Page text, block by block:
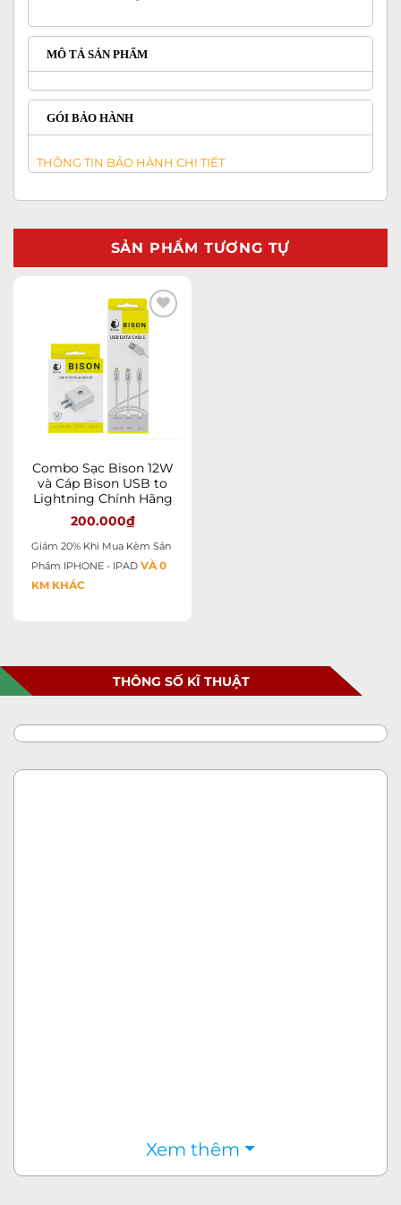
MÔ TẢ SẢN PHẨM
GÓI BẢO HÀNH
THÔNG TIN BẢO HÀNH CHI TIẾT
SẢN PHẨM TƯƠNG TỰ
Add to
wishlist
Combo Sạc Bison 12W
và Cáp Bison USB to
Lightning Chính Hãng
200.000₫
Giảm 20% Khi Mua Kèm Sản
Phẩm IPHONE - IPAD VÀ 0
KM KHÁC
THÔNG SỐ KĨ THUẬT
Xem thêm